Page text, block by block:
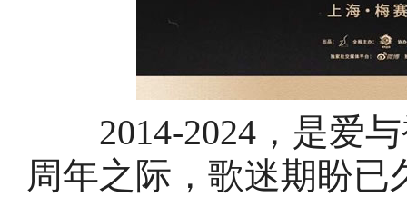
2014-2024，是爱与
周年之际，歌迷期盼已